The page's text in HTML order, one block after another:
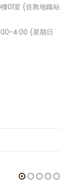
01室 (佐敦地鐵站
4:00 (星期日